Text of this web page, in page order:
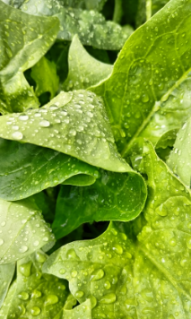
さどUIターン・地元
インターンシ